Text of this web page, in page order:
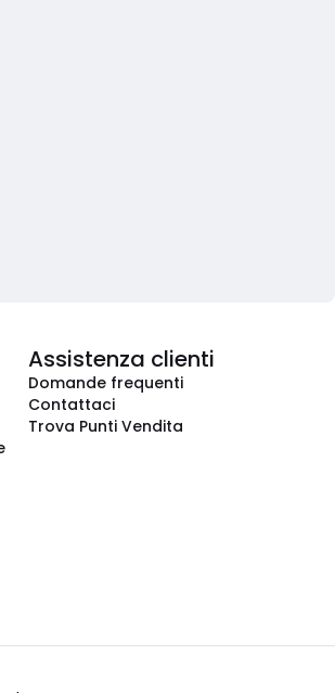
Assistenza clienti
Domande frequenti
Contattaci
Trova Punti Vendita